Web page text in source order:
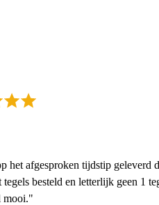
het afgesproken tijdstip geleverd
besteld en letterlijk geen 1
mooi."